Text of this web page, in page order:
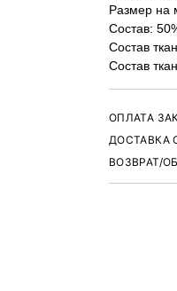
Размер на
Состав:
Состав
Состав
ОПЛАТА
ДОСТАВКА
ВОЗВРАТ/